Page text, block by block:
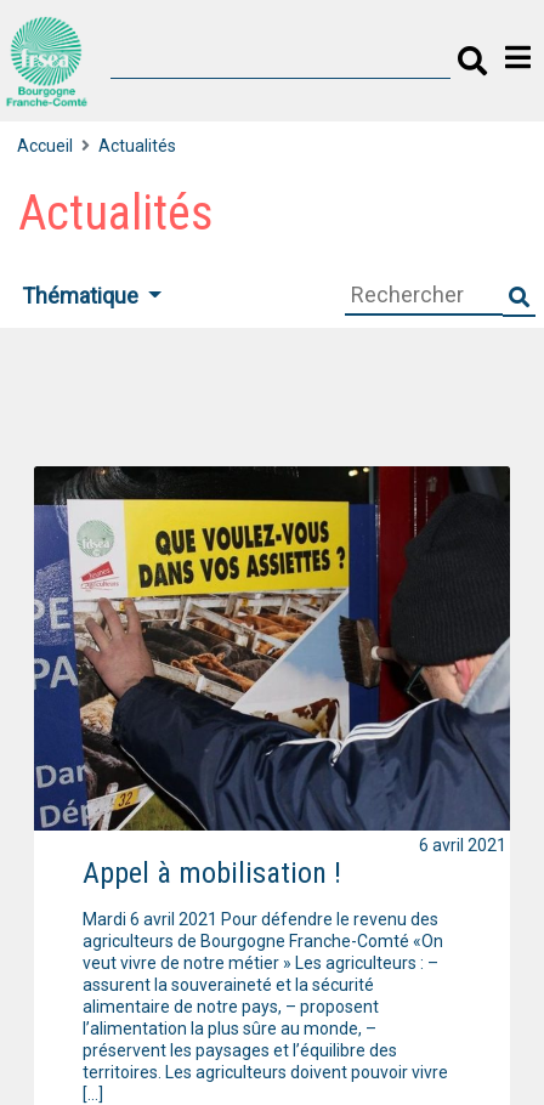
Accueil Actualités
Actualités
Thématique
Appel à mobilisation !
Mardi 6 avril 2021 Pour défendre le revenu des
agriculteurs de Bourgogne Franche-Comté «On
veut vivre de notre métier » Les agriculteurs : –
assurent la souveraineté et la sécurité
alimentaire de notre pays, – proposent
l’alimentation la plus sûre au monde, –
préservent les paysages et l’équilibre des
territoires. Les agriculteurs doivent pouvoir vivre
[…]
6 avril 2021